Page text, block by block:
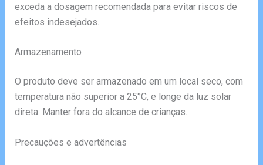
exceda a dosagem recomendada para evitar riscos de
efeitos indesejados.
Armazenamento
O produto deve ser armazenado em um local seco, com
temperatura não superior a 25°C, e longe da luz solar
direta. Manter fora do alcance de crianças.
Precauções e advertências